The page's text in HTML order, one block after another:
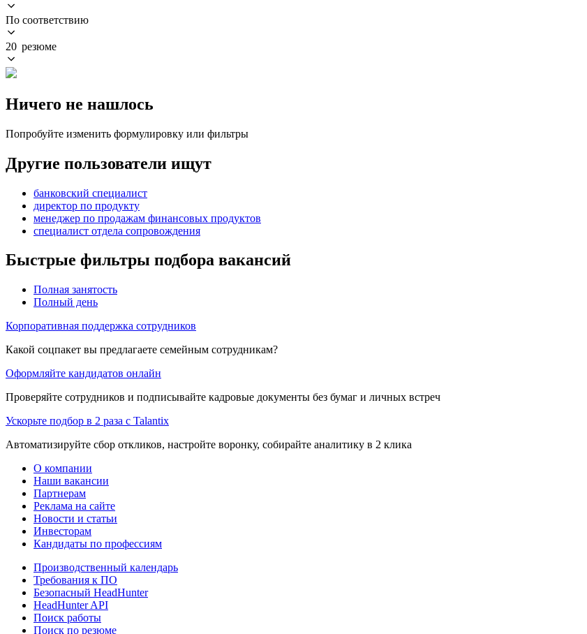
По соответствию
20 резюме
Ничего не нашлось
Попробуйте изменить формулировку или фильтры
Другие пользователи ищут
банковский специалист
директор по продукту
менеджер по продажам финансовых продуктов
специалист отдела сопровождения
Быстрые фильтры подбора вакансий
Полная занятость
Полный день
Корпоративная поддержка сотрудников
Какой соцпакет вы предлагаете семейным сотрудникам?
Оформляйте кандидатов онлайн
Проверяйте сотрудников и подписывайте кадровые документы без бумаг и личных встреч
Ускорьте подбор в 2 раза с Talantix
Автоматизируйте сбор откликов, настройте воронку, собирайте аналитику в 2 клика
О компании
Наши вакансии
Партнерам
Реклама на сайте
Новости и статьи
Инвесторам
Кандидаты по профессиям
Производственный календарь
Требования к ПО
Безопасный HeadHunter
HeadHunter API
Поиск работы
Поиск по резюме